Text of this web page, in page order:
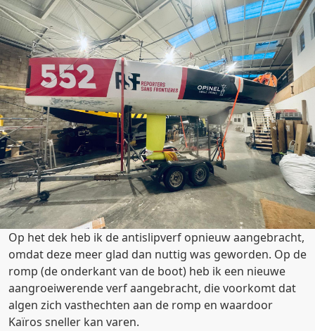
Op het dek heb ik de antislipverf opnieuw aangebracht,
omdat deze meer glad dan nuttig was geworden. Op de
romp (de onderkant van de boot) heb ik een nieuwe
aangroeiwerende verf aangebracht, die voorkomt dat
algen zich vasthechten aan de romp en waardoor
Kaïros sneller kan varen.